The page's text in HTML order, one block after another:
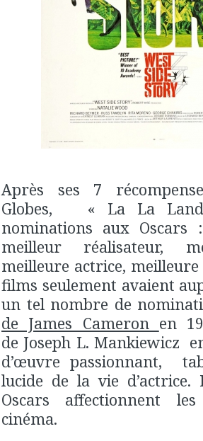
Après ses 7
Globes, « La La
nominations aux
meilleur réalisateur,
meilleure actrice, meilleure
films seulement avaient
un tel nombre de
de James Cameron en
de Joseph L. Mankiewicz
d’œuvre passionnant,
lucide de la vie d’actrice.
Oscars affectionnent
cinéma.